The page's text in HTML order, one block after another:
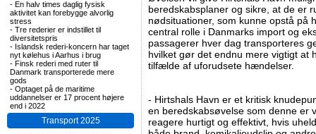
- En halv times daglig fysisk
aktivitet kan forebygge alvorlig
stress
- Tre rederier er indstillet til
diversitetspris
- Islandsk rederi-koncern har taget
nyt kølehus i Aarhus i brug
- Finsk rederi med ruter til
Danmark transporterede mere
gods
- Optaget på de maritime
uddannelser er 17 procent højere
end i 2022
Transport 2025
beredskabsplaner og sikre, at de er
nødsituationer, som kunne opstå på
central rolle i Danmarks import og
passagerer hver dag transporteres
hvilket gør det endnu mere vigtigt at
tilfælde af uforudsete hændelser.
- Hirtshals Havn er et kritisk
en beredskabsøvelse som denne er
reagere hurtigt og effektivt, hvis